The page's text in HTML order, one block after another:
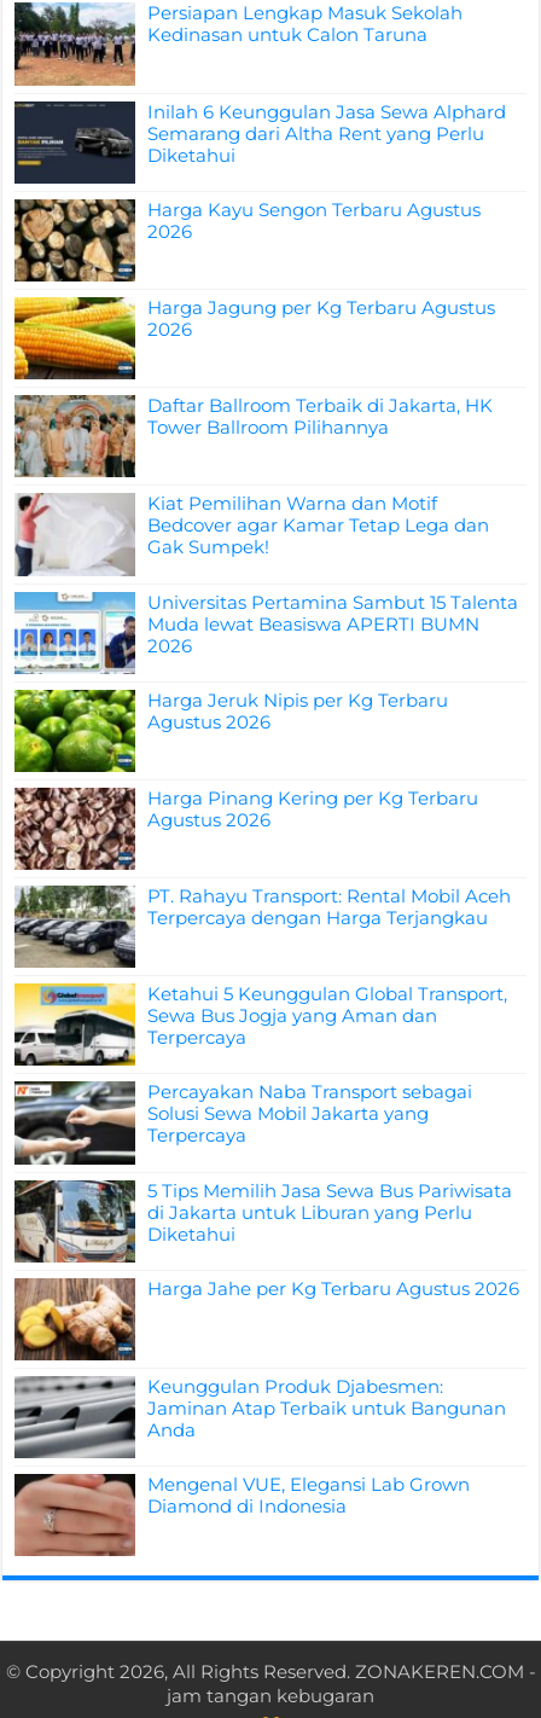
Persiapan Lengkap Masuk Sekolah
Kedinasan untuk Calon Taruna
Inilah 6 Keunggulan Jasa Sewa Alphard
Semarang dari Altha Rent yang Perlu
Diketahui
Harga Kayu Sengon Terbaru Agustus
2026
Harga Jagung per Kg Terbaru Agustus
2026
Daftar Ballroom Terbaik di Jakarta, HK
Tower Ballroom Pilihannya
Kiat Pemilihan Warna dan Motif
Bedcover agar Kamar Tetap Lega dan
Gak Sumpek!
Universitas Pertamina Sambut 15 Talenta
Muda lewat Beasiswa APERTI BUMN
2026
Harga Jeruk Nipis per Kg Terbaru
Agustus 2026
Harga Pinang Kering per Kg Terbaru
Agustus 2026
PT. Rahayu Transport: Rental Mobil Aceh
Terpercaya dengan Harga Terjangkau
Ketahui 5 Keunggulan Global Transport,
Sewa Bus Jogja yang Aman dan
Terpercaya
Percayakan Naba Transport sebagai
Solusi Sewa Mobil Jakarta yang
Terpercaya
5 Tips Memilih Jasa Sewa Bus Pariwisata
di Jakarta untuk Liburan yang Perlu
Diketahui
Harga Jahe per Kg Terbaru Agustus 2026
Keunggulan Produk Djabesmen:
Jaminan Atap Terbaik untuk Bangunan
Anda
Mengenal VUE, Elegansi Lab Grown
Diamond di Indonesia
© Copyright 2026, All Rights Reserved. ZONAKEREN.COM -
jam tangan kebugaran